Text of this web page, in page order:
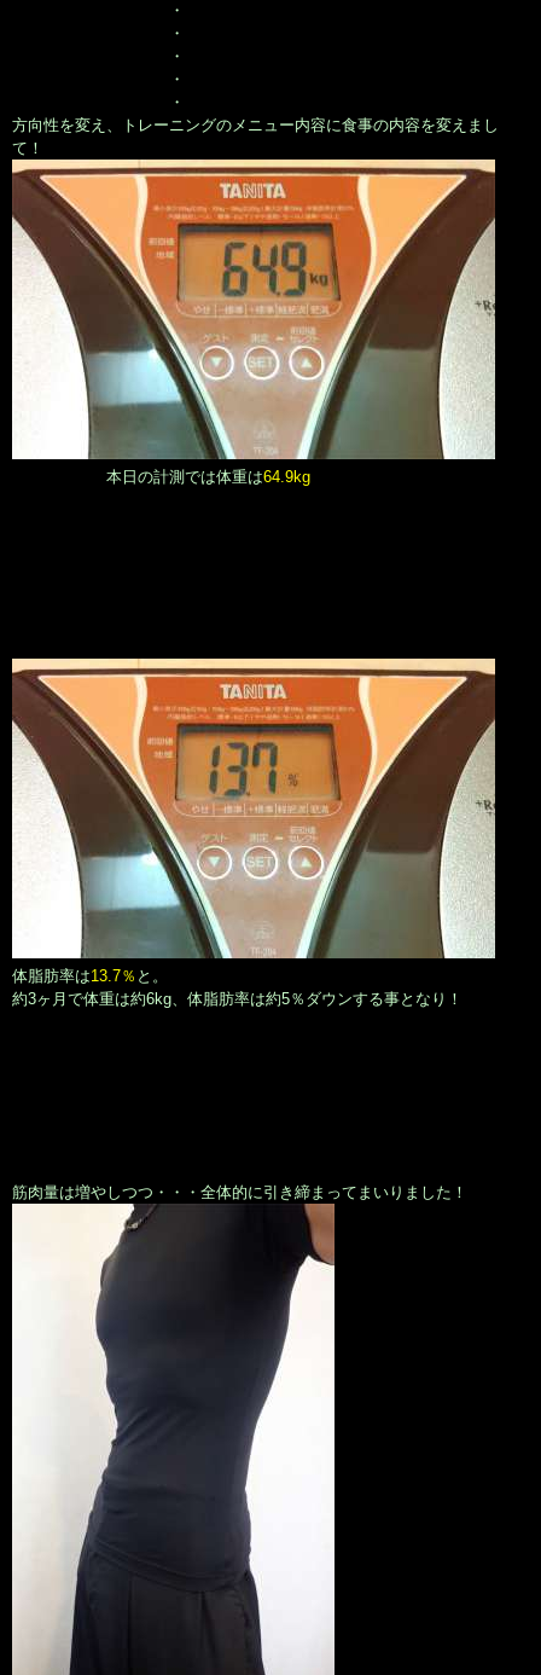
・
・
・
・
・
方向性を変え、トレーニングのメニュー内容に食事の内容を変えまし
て！
本日の計測では体重は64.9kg
体脂肪率は13.7％ と。
約3ヶ月で体重は約6kg、体脂肪率は約5％ダウンする事となり！
筋肉量は増やしつつ・・・全体的に引き締まってまいりました！